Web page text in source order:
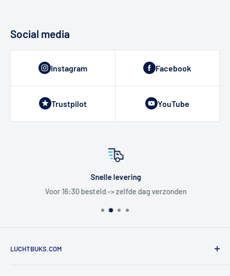
Social media
Instagram Facebook
Trustpilot YouTube
Snelle levering
Voor 16:30 besteld -> zelfde dag verzonden
LUCHTBUKS.COM